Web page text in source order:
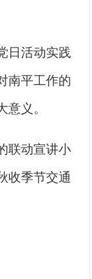
日活动实践
南平工作的
义。
联动宣讲小
收季节交通